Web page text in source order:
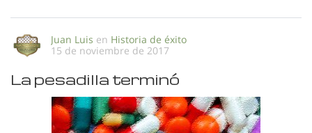
Juan Luis en Historia de éxito
15 de noviembre de 2017
La pesadilla terminó